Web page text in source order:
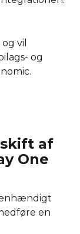
vil
og
af
One
en